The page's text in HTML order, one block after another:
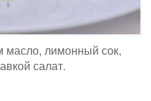
масло, лимонный сок,
салат.